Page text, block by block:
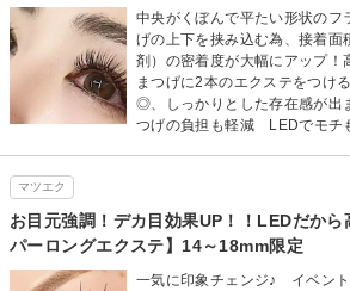
中央がくぼんで平たい形状のフ
げの上下を挟み込む為、接着面
剤）の密着度が大幅にアップ
まつげに2本のエクステをつけ
◎、しっかりとした存在感が出
つげの負担も軽減 LEDでモチ
マツエク
お目元強調！デカ目効果UP！！LEDだか
パーロングエクステ】14～18mm限定
一気に印象チェンジ♪ イベン